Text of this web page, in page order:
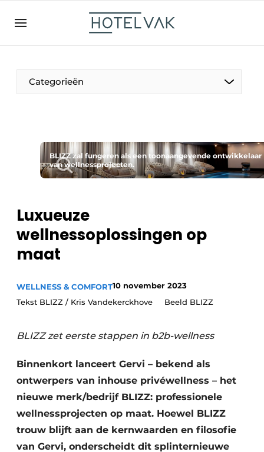
EN
NL
EN
FR
Categorieën
De Pen
Internationaal
HR & Personeel
BLIZZ zal fungeren als een toonaangevende ontwikkelaar
van wellnessprojecten.
Luxueuze
wellnessoplossingen op
maat
WELLNESS & COMFORT10 november 2023
Tekst BLIZZ / Kris Vandekerckhove Beeld BLIZZ
BLIZZ zet eerste stappen in b2b-wellness
Binnenkort lanceert Gervi – bekend als
ontwerpers van inhouse privéwellness – het
nieuwe merk/bedrijf BLIZZ: professionele
wellnessprojecten op maat. Hoewel BLIZZ
trouw blijft aan de kernwaarden en filosofie
van Gervi, onderscheidt dit splinternieuwe